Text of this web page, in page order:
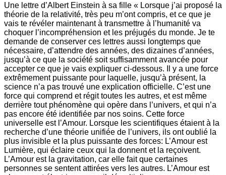
Une lettre d’Albert Einstein à sa fille « Lorsque j’ai proposé la
théorie de la relativité, très peu m’ont compris, et ce que je
vais te révéler maintenant à transmettre à l’humanité va
choquer l’incompréhension et les préjugés du monde. Je te
demande de conserver ces lettres aussi longtemps que
nécessaire, d’attendre des années, des dizaines d’années,
jusqu’à ce que la société soit suffisamment avancée pour
accepter ce que je vais expliquer ci-dessous. Il y a une force
extrêmement puissante pour laquelle, jusqu’à présent, la
science n’a pas trouvé une explication officielle. C’est une
force qui comprend et régit toutes les autres, et est même
derrière tout phénomène qui opère dans l’univers, et qui n’a
pas encore été identifiée par nos soins. Cette force
universelle est l’Amour. Lorsque les scientifiques étaient à la
recherche d’une théorie unifiée de l’univers, ils ont oublié la
plus invisible et la plus puissante des forces: L’Amour est
Lumière, qui éclaire ceux qui la donnent et la reçoivent.
L’Amour est la gravitation, car elle fait que certaines
personnes se sentent attirées vers les autres. L’Amour est